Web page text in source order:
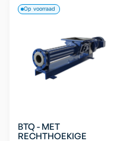
BTQ - MET
RECHTHOEKIGE
Op voorraad